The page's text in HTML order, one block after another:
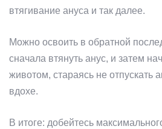
втягивание ануса и так далее.
Можно освоить в обратной
сначала втянуть анус, и затем
животом, стараясь не отпускать
вдохе.
В итоге: добейтесь